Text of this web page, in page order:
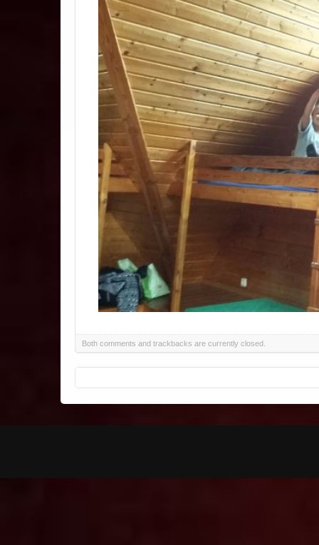
Both comments and trackbacks are currently closed.